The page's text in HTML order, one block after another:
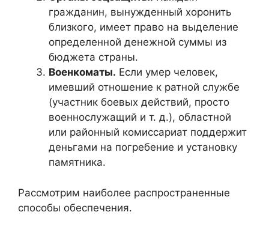
гражданин, вынужденный хоронить
близкого, имеет право на выделение
определенной денежной суммы из
бюджета страны.
Военкоматы. Если умер человек,
имевший отношение к ратной службе
(участник боевых действий, просто
военнослужащий и т. д.), областной
или районный комиссариат поддержит
деньгами на погребение и установку
памятника.
Рассмотрим наиболее распространенные
способы обеспечения.